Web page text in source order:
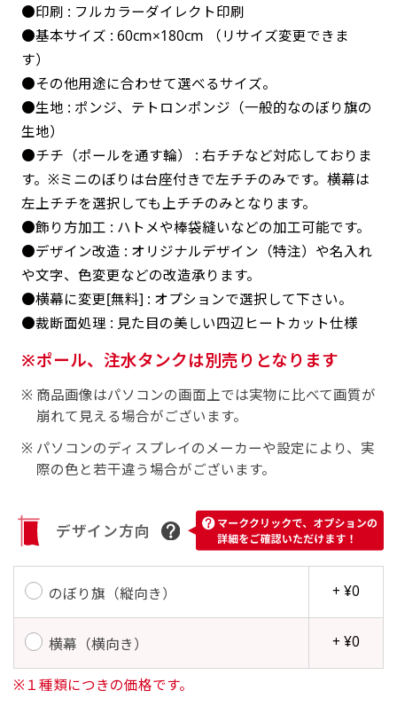
●印刷 : フルカラーダイレクト印刷
●基本サイズ : 60cm×180cm （リサイズ変更できま
す）
●その他用途に合わせて選べるサイズ。
●生地 : ポンジ、テトロンポンジ（一般的なのぼり旗の
生地）
●チチ（ポールを通す輪） : 右チチなど対応しておりま
す。※ミニのぼりは台座付きで左チチのみです。横幕は
左上チチを選択しても上チチのみとなります。
●飾り方加工 : ハトメや棒袋縫いなどの加工可能です。
●デザイン改造 : オリジナルデザイン（特注）や名入れ
や文字、色変更などの改造承ります。
●横幕に変更[無料] : オプションで選択して下さい。
●裁断面処理 : 見た目の美しい四辺ヒートカット仕様
ポール、注水タンクは別売りとなります
商品画像はパソコンの画面上では実物に比べて画質が
崩れて見える場合がございます。
パソコンのディスプレイのメーカーや設定により、実
際の色と若干違う場合がございます。
デザイン方向
のぼり旗（縦向き） + ¥0
横幕（横向き） + ¥0
※１種類につきの価格です。
さい。
］
弊社よりJPG画像をお送りします。ご確認のお
返事を頂いたあとに製作開始いたします。
ロゴ有り名入れ（要画像確認）［ +1,798
弊社よりJPG画像をお送りします。ご確認のお
返事を頂いたあとに製作開始いたします。
デザインアレンジ［ +2,498円 ］
デザインの色や文字等が変更いただけます。
えてきました。
コンビニさんなどで多いです。 お店の外観の邪魔
ハーフ(30x90)
店内用です。お客さんの歩行や陳列した商品の邪
魔になりにくいのがポイントです。ハーフ用のポ
ールが必要です。
ミニ(10x30)
台座タイプ・吸盤タイプ・クリップタイプがござ
います。レジカウンターや商品棚にぴったりで
す。かわいいい＆おしゃれなのぼりです。台はセ
ジャンボ(90x270)
えてきました。
コンビニさんなどで多いです。 お店の外観の邪魔
ハーフ(90x30)
店内用です。お客さんの歩行や陳列した商品の邪
魔になりにくいのがポイントです。ハーフ用のポ
ールが必要です。
ミニ(30x10)
台座タイプ・吸盤タイプ・クリップタイプがござ
います。レジカウンターや商品棚にぴったりで
す。かわいいい＆おしゃれなのぼりです。台はセ
ジャンボ(270x90)